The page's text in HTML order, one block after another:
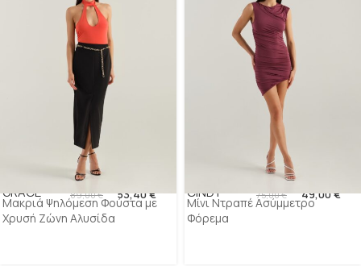
GRACE 89,00€ 53,40€
Μακριά Ψηλόμεση Φούστα με
Χρυσή Ζώνη Αλυσίδα
CINDY 75,00€ 49,00€
Μίνι Ντραπέ Ασύμμετρο
Φόρεμα